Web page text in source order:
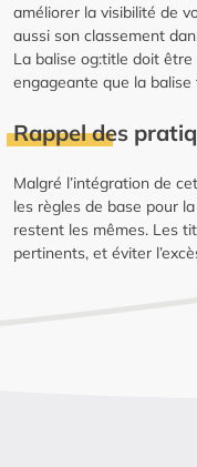
améliorer la visibilité de
aussi son classement
La balise og:title doit
engageante que la balise
Rappel des
Malgré l’intégration de
les règles de base pour
restent les mêmes. Les
pertinents, et éviter